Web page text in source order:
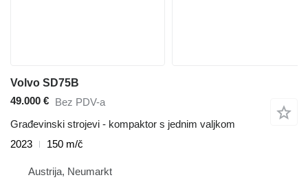
Volvo SD75B
49.000 € Bez PDV-a
Građevinski strojevi - kompaktor s jednim valjkom
2023
150 m/č
Austrija, Neumarkt